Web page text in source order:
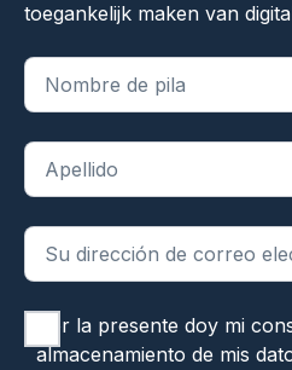
toegankelijk maken van
"*" indica campos
Por la presente doy mi
almacenamiento de mis